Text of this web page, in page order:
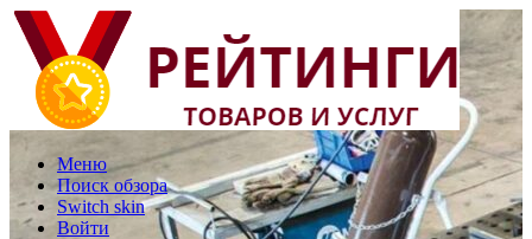
Меню
Поиск обзора
Switch skin
Войти